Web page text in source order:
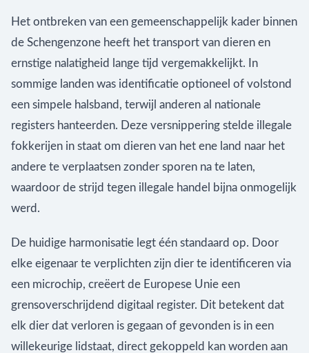
Het ontbreken van een gemeenschappelijk kader binnen
de Schengenzone heeft het transport van dieren en
ernstige nalatigheid lange tijd vergemakkelijkt. In
sommige landen was identificatie optioneel of volstond
een simpele halsband, terwijl anderen al nationale
registers hanteerden. Deze versnippering stelde illegale
fokkerijen in staat om dieren van het ene land naar het
andere te verplaatsen zonder sporen na te laten,
waardoor de strijd tegen illegale handel bijna onmogelijk
werd.
De huidige harmonisatie legt één standaard op. Door
elke eigenaar te verplichten zijn dier te identificeren via
een microchip, creëert de Europese Unie een
grensoverschrijdend digitaal register. Dit betekent dat
elk dier dat verloren is gegaan of gevonden is in een
willekeurige lidstaat, direct gekoppeld kan worden aan